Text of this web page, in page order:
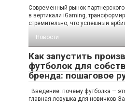
Современный рынок
в вертикали iGaming,
стремительно, что успешный
Новости
Как запустить
футболок для
бренда: пошаговое
Введение: почему футболка —
главная ловушка для новичков